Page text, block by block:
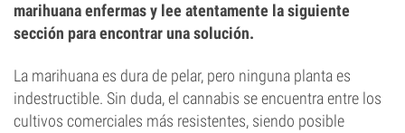
marihuana enfermas y lee atentamente la siguiente
sección para encontrar una solución.
La marihuana es dura de pelar, pero ninguna planta es
indestructible. Sin duda, el cannabis se encuentra entre los
cultivos comerciales más resistentes, siendo posible